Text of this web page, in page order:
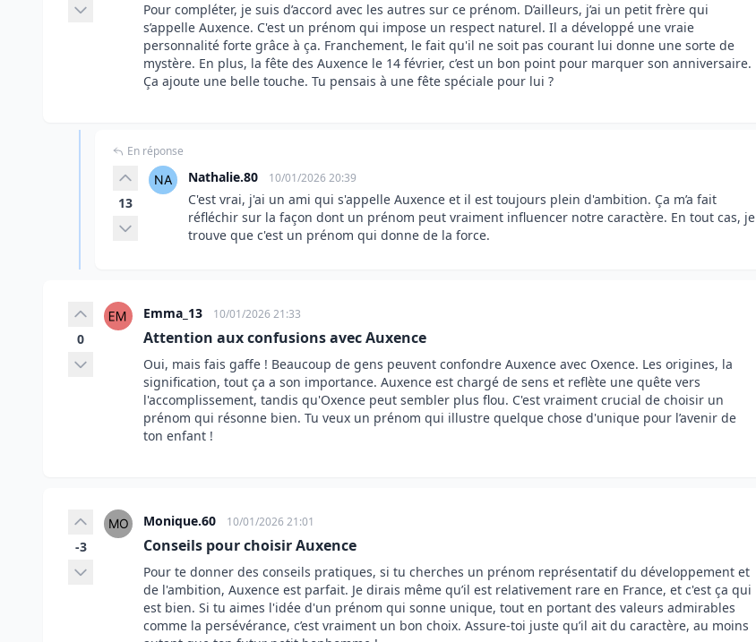
Pour compléter, je suis d’accord avec les autres sur ce prénom. D’ailleurs, j’ai un petit frère qui
s’appelle Auxence. C'est un prénom qui impose un respect naturel. Il a développé une vraie
personnalité forte grâce à ça. Franchement, le fait qu'il ne soit pas courant lui donne une sorte de
mystère. En plus, la fête des Auxence le 14 février, c’est un bon point pour marquer son anniversaire.
Ça ajoute une belle touche. Tu pensais à une fête spéciale pour lui ?
En réponse
13
Nathalie.80 10/01/2026 20:39
C'est vrai, j'ai un ami qui s'appelle Auxence et il est toujours plein d'ambition. Ça m’a fait
réfléchir sur la façon dont un prénom peut vraiment influencer notre caractère. En tout cas, je
trouve que c'est un prénom qui donne de la force.
0
Emma_13 10/01/2026 21:33
Attention aux confusions avec Auxence
Oui, mais fais gaffe ! Beaucoup de gens peuvent confondre Auxence avec Oxence. Les origines, la
signification, tout ça a son importance. Auxence est chargé de sens et reflète une quête vers
l'accomplissement, tandis qu'Oxence peut sembler plus flou. C'est vraiment crucial de choisir un
prénom qui résonne bien. Tu veux un prénom qui illustre quelque chose d'unique pour l’avenir de
ton enfant !
-3
Monique.60 10/01/2026 21:01
Conseils pour choisir Auxence
Pour te donner des conseils pratiques, si tu cherches un prénom représentatif du développement et
de l'ambition, Auxence est parfait. Je dirais même qu’il est relativement rare en France, et c'est ça qui
est bien. Si tu aimes l'idée d'un prénom qui sonne unique, tout en portant des valeurs admirables
comme la persévérance, c’est vraiment un bon choix. Assure-toi juste qu’il ait du caractère, au moins